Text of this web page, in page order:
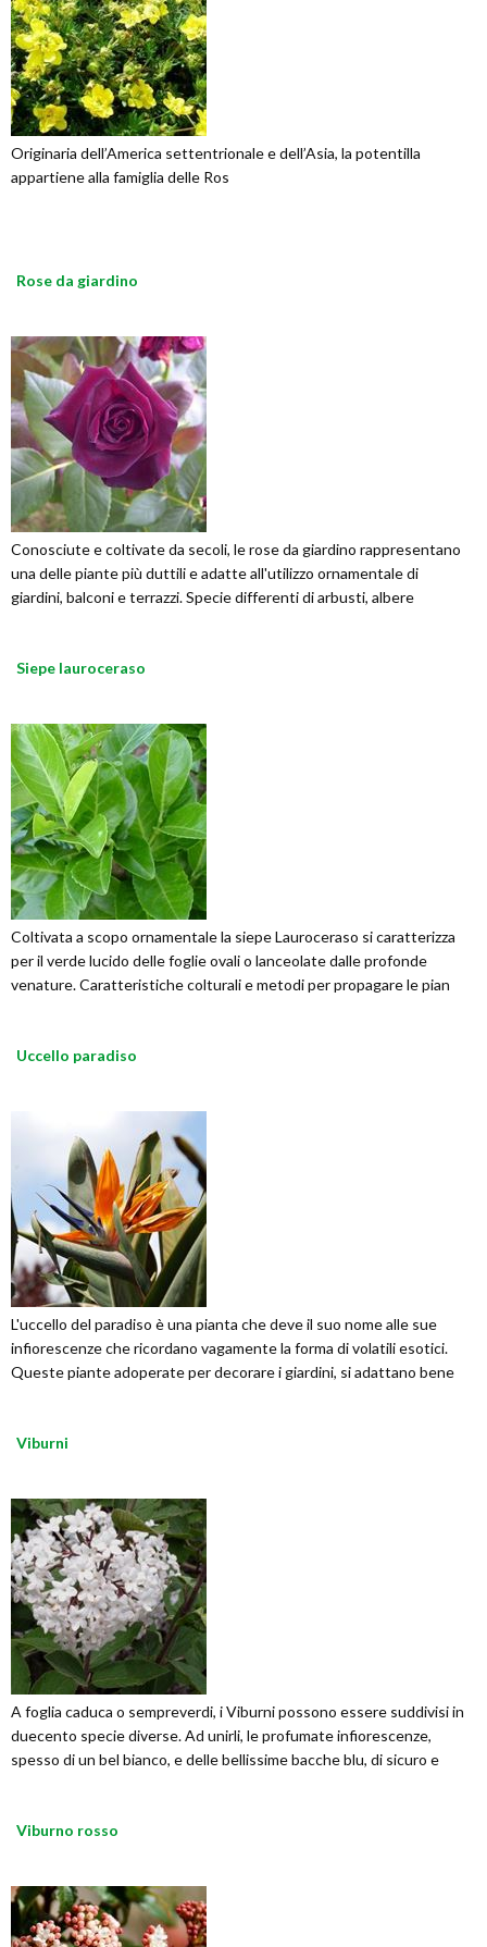
Originaria dell’America settentrionale e dell’Asia, la potentilla
appartiene alla famiglia delle Ros
Rose da giardino
Conosciute e coltivate da secoli, le rose da giardino rappresentano
una delle piante più duttili e adatte all'utilizzo ornamentale di
giardini, balconi e terrazzi. Specie differenti di arbusti, albere
Siepe lauroceraso
Coltivata a scopo ornamentale la siepe Lauroceraso si caratterizza
per il verde lucido delle foglie ovali o lanceolate dalle profonde
venature. Caratteristiche colturali e metodi per propagare le pian
Uccello paradiso
L'uccello del paradiso è una pianta che deve il suo nome alle sue
infiorescenze che ricordano vagamente la forma di volatili esotici.
Queste piante adoperate per decorare i giardini, si adattano bene
Viburni
A foglia caduca o sempreverdi, i Viburni possono essere suddivisi in
duecento specie diverse. Ad unirli, le profumate infiorescenze,
spesso di un bel bianco, e delle bellissime bacche blu, di sicuro e
Viburno rosso